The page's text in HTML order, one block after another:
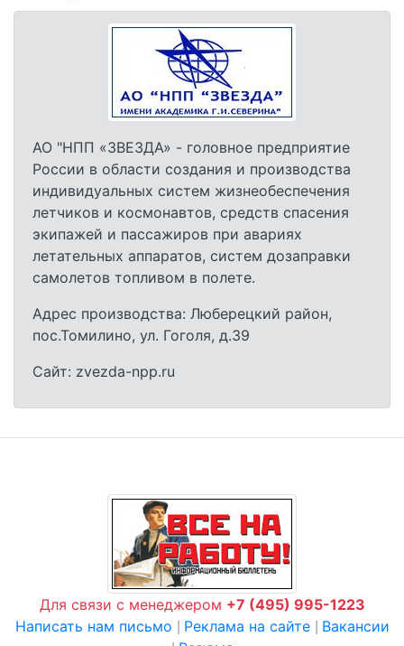
АО "НПП «ЗВЕЗДА» - головное предприятие
России в области создания и производства
индивидуальных систем жизнеобеспечения
летчиков и космонавтов, средств спасения
экипажей и пассажиров при авариях
летательных аппаратов, систем дозаправки
самолетов топливом в полете.
Адрес производства: Люберецкий район,
пос.Томилино, ул. Гоголя, д.39
Сайт: zvezda-npp.ru
Для связи с менеджером +7 (495) 995-1223
Написать нам письмо
Реклама на сайте Вакансии